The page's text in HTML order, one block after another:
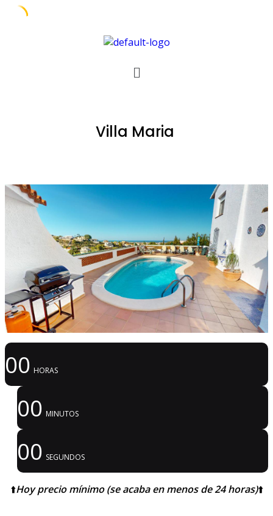
Villa Maria
00 HORAS
00 MINUTOS
00 SEGUNDOS
⬆️Hoy precio mínimo (se acaba en menos de 24 horas)⬆️